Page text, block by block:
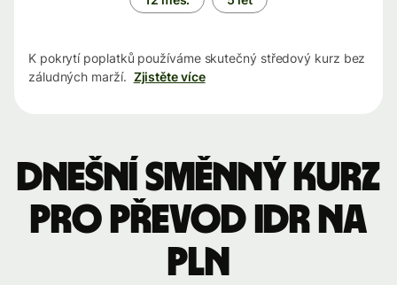
K pokrytí poplatků používáme skutečný středový kurz bez
záludných marží. Zjistěte více
Dnešní směnný kurz
pro převod IDR na
PLN